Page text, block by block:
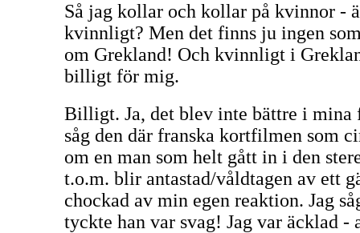
Så jag kollar och kollar på kvinnor -
kvinnligt? Men det finns ju ingen
om Grekland! Och kvinnligt i
billigt för mig.
Billigt. Ja, det blev inte bättre i mina
såg den där franska kortfilmen som
om en man som helt gått in i den
t.o.m. blir antastad/våldtagen av ett
chockad av min egen reaktion. Jag
tyckte han var svag! Jag var äcklad -